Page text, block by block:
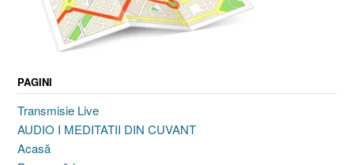
PAGINI
Transmisie Live
AUDIO I MEDITATII DIN CUVANT
Acasă